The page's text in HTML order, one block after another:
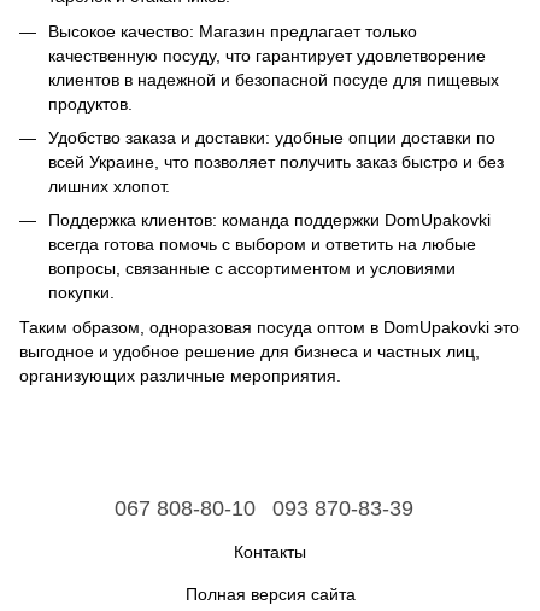
Высокое качество: Магазин предлагает только
качественную посуду, что гарантирует удовлетворение
клиентов в надежной и безопасной посуде для пищевых
продуктов.
Удобство заказа и доставки: удобные опции доставки по
всей Украине, что позволяет получить заказ быстро и без
лишних хлопот.
Поддержка клиентов: команда поддержки DomUpakovki
всегда готова помочь с выбором и ответить на любые
вопросы, связанные с ассортиментом и условиями
покупки.
Таким образом, одноразовая посуда оптом в DomUpakovki это
выгодное и удобное решение для бизнеса и частных лиц,
организующих различные мероприятия.
067 808-80-10 093 870-83-39
Контакты
Полная версия сайта